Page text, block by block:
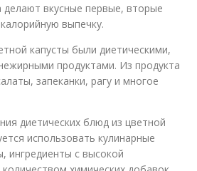
вкусные первые, вторые
выпечку.
капусты были диетическими,
продуктами. Из продукта
запеканки, рагу и многое
диетических блюд из цветной
использовать кулинарные
ингредиенты с высокой